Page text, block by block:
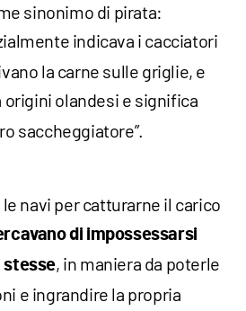
sinonimo di pirata:
indicava i cacciatori
la carne sulle griglie, e
origini olandesi e significa
saccheggiatore”.
navi per catturarne il carico
di impossessarsi
stesse, in maniera da poterle
e ingrandire la propria